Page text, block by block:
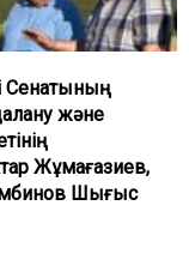
Сенатының
және
Жұмағазиев,
Шығыс